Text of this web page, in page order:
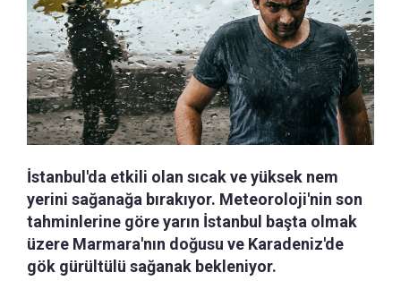
İstanbul'da etkili olan sıcak ve yüksek nem
yerini sağanağa bırakıyor. Meteoroloji'nin son
tahminlerine göre yarın İstanbul başta olmak
üzere Marmara'nın doğusu ve Karadeniz'de
gök gürültülü sağanak bekleniyor.